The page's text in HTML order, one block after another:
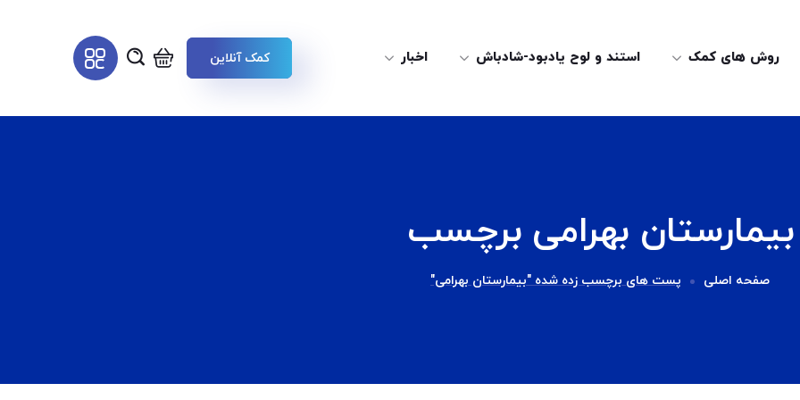
روش های کمک استند و لوح یادبود-شادباش اخبار کمک آنلاین
بیمارستان بهرامی برچسب
صفحه اصلی پست های برچسب زده شده "بیمارستان بهرامی"